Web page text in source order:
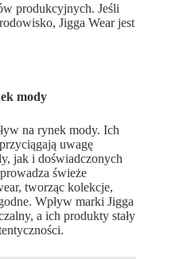
produkcyjnych. Jeśli
Jigga Wear jest
mody
na rynek mody. Ich
uwagę
jak i doświadczonych
świeże
tworząc kolekcje,
Wpływ marki Jigga
a ich produkty stały